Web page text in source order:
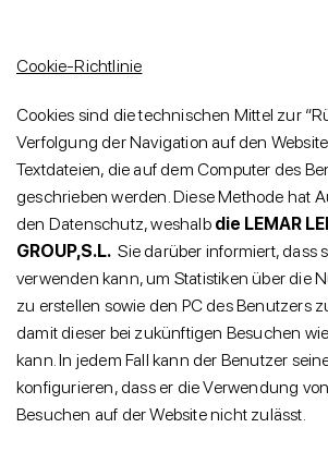
Cookie-Richtlinie
Cookies sind die technischen Mittel zur
Verfolgung der Navigation auf den
Textdateien, die auf dem Computer des
geschrieben werden. Diese Methode hat
den Datenschutz, weshalb die LEMAR
GROUP,S.L. Sie darüber informiert, dass
verwenden kann, um Statistiken über die
zu erstellen sowie den PC des Benutzers
damit dieser bei zukünftigen Besuchen
kann. In jedem Fall kann der Benutzer
konfigurieren, dass er die Verwendung
Besuchen auf der Website nicht zulässt.